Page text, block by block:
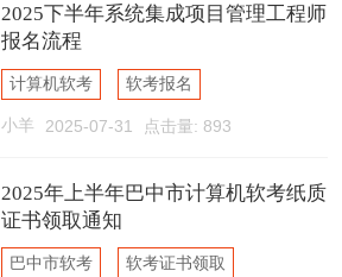
2025下半年系统集成项目管理工程师
报名流程
计算机软考 软考报名
软考报名流程
小羊 2025-07-31 点击量: 893
2025年上半年巴中市计算机软考纸质
证书领取通知
巴中市软考 软考证书领取